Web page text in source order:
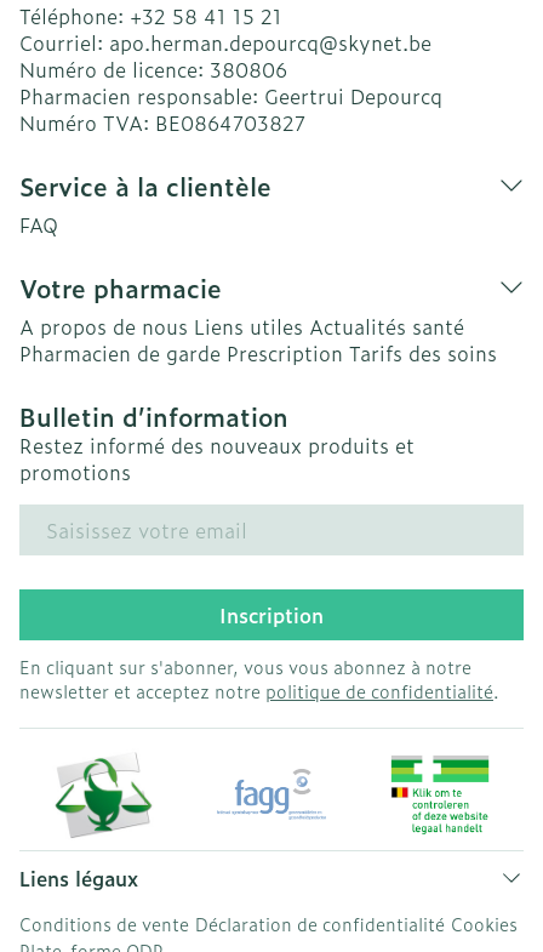
Téléphone: +32 58 41 15 21
Courriel: apo.herman.depourcq@skynet.be
Numéro de licence: 380806
Pharmacien responsable: Geertrui Depourcq
Numéro TVA: BE0864703827
Service à la clientèle
FAQ
Votre pharmacie
A propos de nous Liens utiles Actualités santé
Pharmacien de garde Prescription Tarifs des soins
Bulletin d’information
Restez informé des nouveaux produits et
promotions
Adresse mail
Inscription
En cliquant sur s'abonner, vous vous abonnez à notre
newsletter et acceptez notre politique de confidentialité.
Liens légaux
Conditions de vente Déclaration de confidentialité Cookies